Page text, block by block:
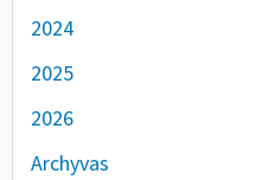
2024
2025
2026
Archyvas